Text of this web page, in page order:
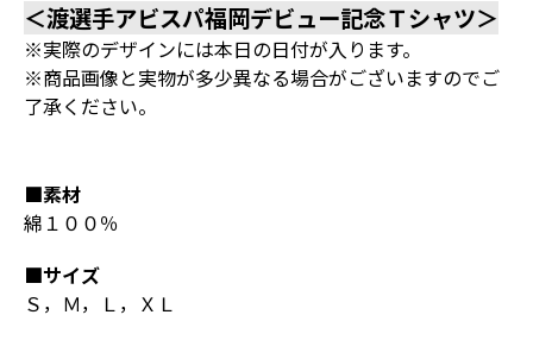
＜渡選手アビスパ福岡デビュー記念Ｔシャツ＞
※実際のデザインには本日の日付が入ります。
※商品画像と実物が多少異なる場合がございますのでご
了承ください。
■素材
綿１００％
■サイズ
Ｓ，Ｍ，Ｌ，ＸＬ